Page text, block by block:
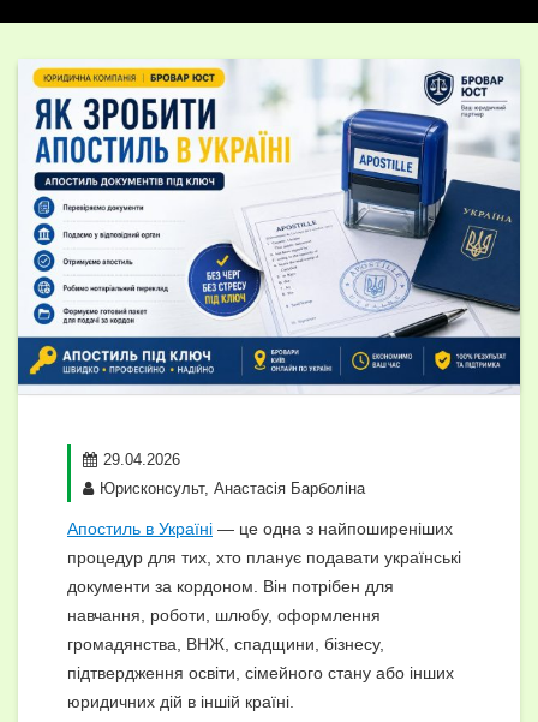
29.04.2026
Юрисконсульт, Анастасія Барболіна
Апостиль в Україні — це одна з найпоширеніших
процедур для тих, хто планує подавати українські
документи за кордоном. Він потрібен для
навчання, роботи, шлюбу, оформлення
громадянства, ВНЖ, спадщини, бізнесу,
підтвердження освіти, сімейного стану або інших
юридичних дій в іншій країні.